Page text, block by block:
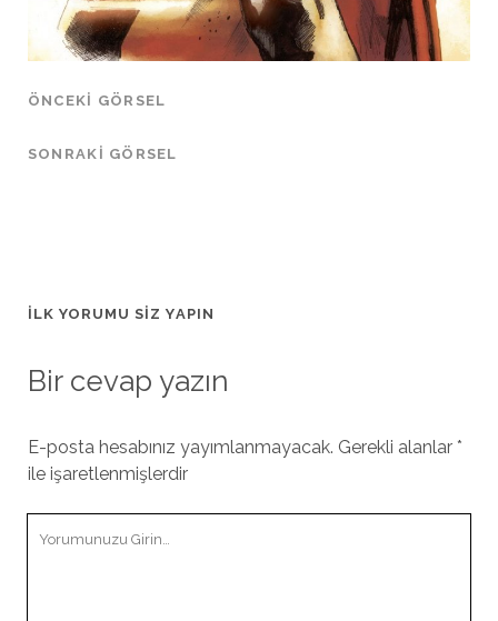
ÖNCEKI GÖRSEL
SONRAKI GÖRSEL
İLK YORUMU SIZ YAPIN
Bir cevap yazın
E-posta hesabınız yayımlanmayacak. Gerekli alanlar *
ile işaretlenmişlerdir